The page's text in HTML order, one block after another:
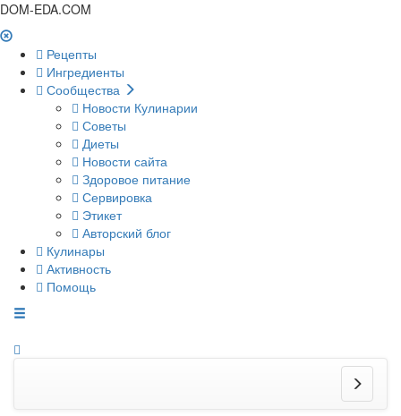
DOM-EDA.COM
Рецепты
Ингредиенты
Сообщества
Новости Кулинарии
Советы
Диеты
Новости сайта
Здоровое питание
Сервировка
Этикет
Авторский блог
Кулинары
Активность
Помощь